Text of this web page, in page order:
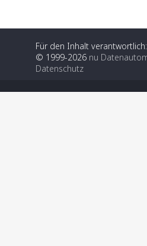
Für den Inhalt
© 1999-2026 nu
Datenschutz